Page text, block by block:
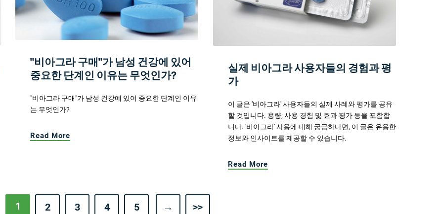
"비아그라 구매"가 남성 건강에 있어
중요한 단계인 이유는 무엇인가?
"비아그라 구매"가 남성 건강에 있어 중요한 단계인 이유
는 무엇인가?
Read More
실제 비아그라 사용자들의 경험과 평
가
이 글은 '비아그라' 사용자들의 실제 사례와 평가를 공유
할 것입니다. 용량, 사용 경험 및 효과 평가 등을 포함합
니다. '비아그라' 사용에 대해 궁금하다면, 이 글은 유용한
정보와 인사이트를 제공할 수 있습니다.
Read More
1 2 3 4 5 → >>